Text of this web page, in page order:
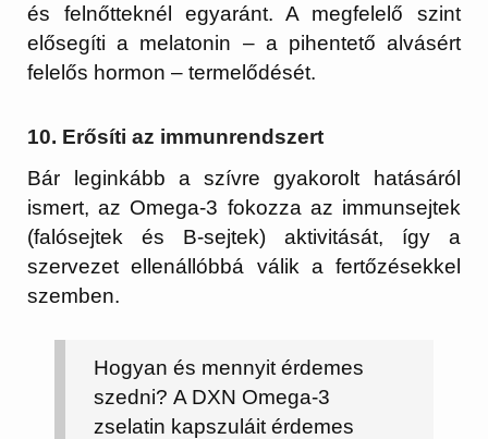
és felnőtteknél egyaránt. A megfelelő szint
elősegíti a melatonin – a pihentető alvásért
felelős hormon – termelődését.
10. Erősíti az immunrendszert
Bár leginkább a szívre gyakorolt hatásáról
ismert, az Omega-3 fokozza az immunsejtek
(falósejtek és B-sejtek) aktivitását, így a
szervezet ellenállóbbá válik a fertőzésekkel
szemben.
Hogyan és mennyit érdemes
szedni? A DXN Omega-3
zselatin kapszuláit érdemes